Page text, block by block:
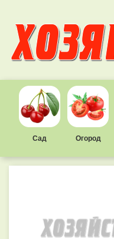
Сад Огород